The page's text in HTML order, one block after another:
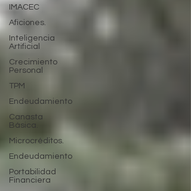
IMACEC
Aficiones.
Inteligencia
Artificial
Crecimiento
Personal
TPM
Endeudamiento
Canasta
Básica.
Microcréditos.
Endeudamiento
Portabilidad
Financiera